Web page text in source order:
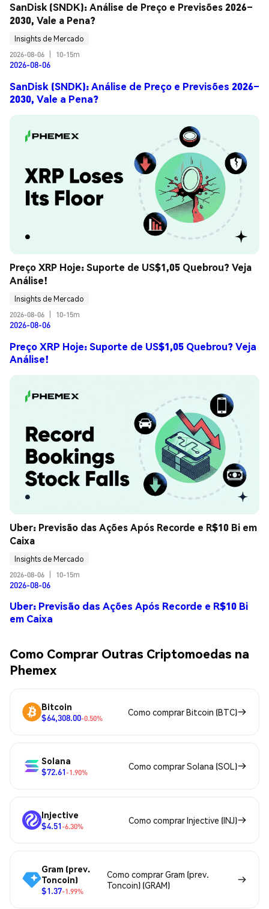
SanDisk (SNDK): Análise de Preço e Previsões 2026–
2030, Vale a Pena?
Insights de Mercado
2026-08-06
10-15m
2026-08-06
SanDisk (SNDK): Análise de Preço e Previsões 2026–
2030, Vale a Pena?
Preço XRP Hoje: Suporte de US$1,05 Quebrou? Veja
Análise!
Insights de Mercado
2026-08-06
10-15m
2026-08-06
Preço XRP Hoje: Suporte de US$1,05 Quebrou? Veja
Análise!
Uber: Previsão das Ações Após Recorde e R$10 Bi em
Caixa
Insights de Mercado
2026-08-06
10-15m
2026-08-06
Uber: Previsão das Ações Após Recorde e R$10 Bi
em Caixa
Como Comprar Outras Criptomoedas na
Phemex
Bitcoin
$64,308.00-0.50%
Como comprar Bitcoin (BTC)
Solana
$72.61-1.90%
Como comprar Solana (SOL)
Injective
$4.51-6.30%
Como comprar Injective (INJ)
Gram (prev.
Toncoin)
$1.37-1.99%
Como comprar Gram (prev.
Toncoin) (GRAM)